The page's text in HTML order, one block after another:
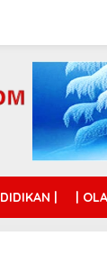
| |